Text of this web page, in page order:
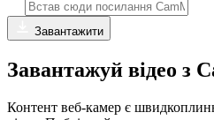
Завантажити
Завантажуй відео з
Контент веб-камер є